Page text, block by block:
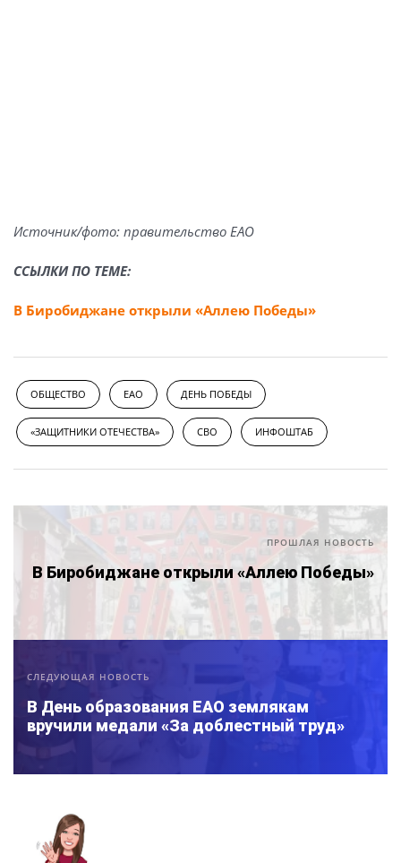
Источник/фото: правительство ЕАО
ССЫЛКИ ПО ТЕМЕ:
В Биробиджане открыли «Аллею Победы»
ОБЩЕСТВО ЕАО ДЕНЬ ПОБЕДЫ
«ЗАЩИТНИКИ ОТЕЧЕСТВА» СВО ИНФОШТАБ
ПРОШЛАЯ НОВОСТЬ
В Биробиджане открыли «Аллею Победы»
СЛЕДУЮЩАЯ НОВОСТЬ
В День образования ЕАО землякам
вручили медали «За доблестный труд»